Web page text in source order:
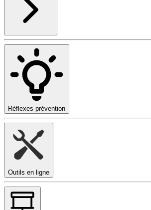
Réflexes prévention
Outils en ligne